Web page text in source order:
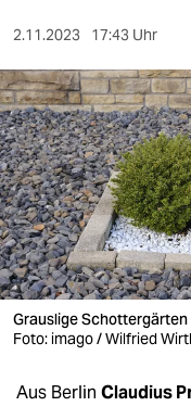
sport
berlin
nord
wahrheit
verlag
verlag
veranstaltungen
shop
2.11.2023 17:43 Uhr
Grauslige
Foto: imago / Wilfried
Aus Berlin Claudius